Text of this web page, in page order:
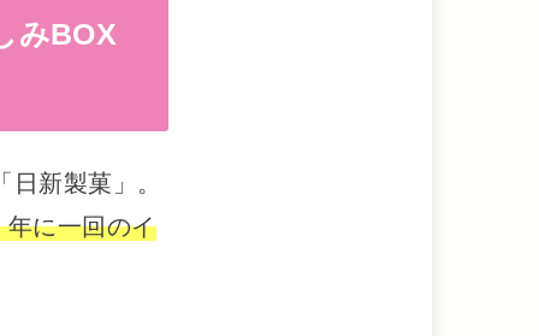
みBOX
新製菓」。
年に一回のイ